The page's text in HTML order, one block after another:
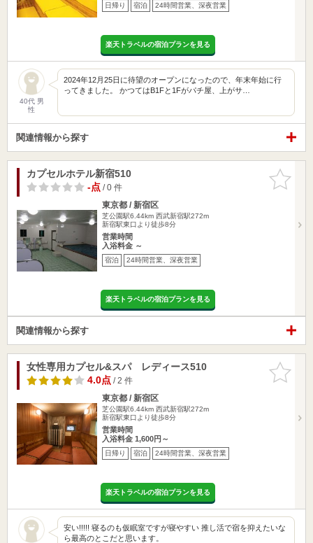
日帰り 宿泊 24時間営業、深夜営業
楽天トラベルの宿泊プランを見る
40代 男
性
2024年12月25日に待望のオープンになったので、年末年始に行
ってきました。 かつてはB1Fと1Fがパチ屋、上がサ…
関連情報から探す
お気に入
りに追加
カプセルホテル新宿510
-点/ 0 件
東京都 / 新宿区
芝公園駅6.44km 西武新宿駅272m
新宿駅東口より徒歩8分
営業時間
入浴料金 ～
宿泊 24時間営業、深夜営業
楽天トラベルの宿泊プランを見る
関連情報から探す
お気に入
りに追加
女性専用カプセル&スパ レディース510
4.0点/ 2 件
東京都 / 新宿区
芝公園駅6.44km 西武新宿駅272m
新宿駅東口より徒歩8分
営業時間
入浴料金 1,600円～
日帰り 宿泊 24時間営業、深夜営業
楽天トラベルの宿泊プランを見る
安い!!!!! 寝るのも仮眠室ですが寝やすい 推し活で宿を抑えたいな
ら最高のとこだと思います。